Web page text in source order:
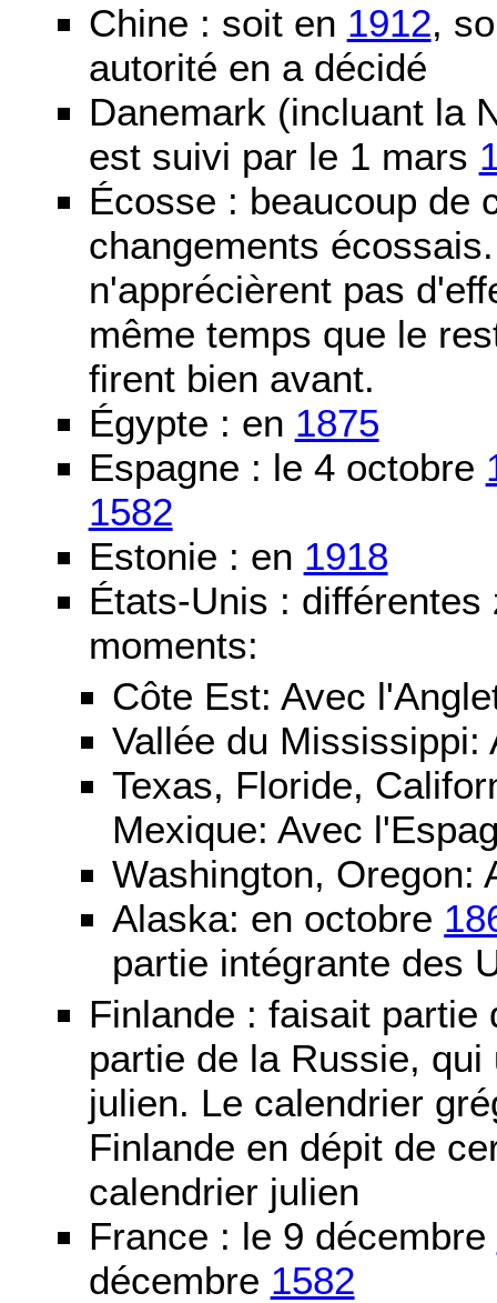
Chine : soit en 1912,
autorité en a décidé
Danemark (incluant la
est suivi par le 1 mars
Écosse : beaucoup de
changements
n'apprécièrent pas
même temps que le
firent bien avant.
Égypte : en 1875
Espagne : le 4 octobre
1582
Estonie : en 1918
États-Unis :
moments:
Côte Est: Avec
Vallée du
Texas, Floride,
Mexique: Avec
Washington, Oregon:
Alaska: en octobre
partie intégrante des
Finlande : faisait partie
partie de la Russie,
julien. Le calendrier
Finlande en dépit de
calendrier julien
France : le 9 décembre
décembre 1582